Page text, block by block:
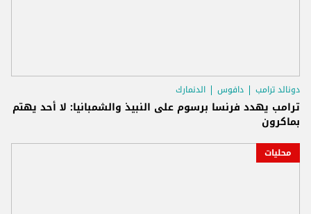
دونالد ترامب دافوس الدنمارك
ترامب يهدد فرنسا برسوم على النبيذ والشمبانيا: لا أحد يهتم
بماكرون
محليات